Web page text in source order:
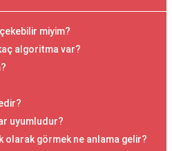
miyim?
algoritma var?
uyumludur?
olarak görmek ne anlama gelir?